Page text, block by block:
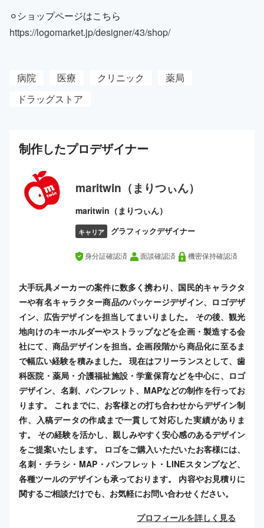
⚪︎ショップページはこちら
https://logomarket.jp/designer/43/shop/
病院 医療 クリニック
薬局
ドラッグストア
制作したプロデザイナー
maritwin（まりつぃん）
maritwin（まりつぃん）
キャリア グラフィックデザイナー
身分証確認済 面談確認済 機密保持確認済
大手玩具メーカーの案件に数多く携わり、国民的キャラクタ
ーや有名キャラクター商品のパッケージデザイン、ロゴデザ
イン、広告デザインを担当してまいりました。 その後、観光
地向けのキーホルダーやストラップなどを企画・製造する会
社にて、商品デザインを担当。企画段階から商品化に至るま
で幅広い経験を積みました。 現在はフリーランスとして、歯
科医院・薬局・介護福祉施設・学童保育などを中心に、ロゴ
デザイン、名刺、パンフレット、MAPなどの制作を行ってお
ります。 これまでに、お客様との打ち合わせからデザイン制
作、入稿データの作成まで一貫して対応した実績がありま
す。 その経験を活かし、親しみやすく安心感のあるデザイン
をご提案いたします。 ロゴをご購入いただいたお客様には、
名刺・チラシ・MAP・パンフレット・LINEスタンプなど、
各種ツールのデザインも承っております。 内容やお見積りに
関するご相談だけでも、お気軽にお問い合わせください。
プロフィールを詳しく見る